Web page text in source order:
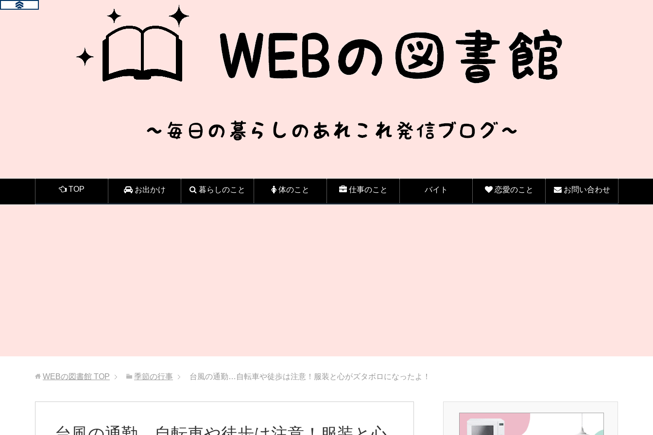
TOP お出かけ 暮らしのこと 体のこと 仕事のこと バイト 恋愛のこと お問い合わせ
WEBの図書館 TOP 季節の行事 台風の通勤…自転車や徒歩は注意！服装と心がズタボロになったよ！